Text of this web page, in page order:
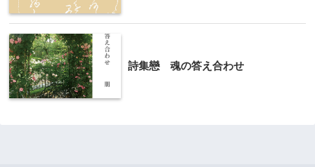
詩集戀 魂の答え合わせ